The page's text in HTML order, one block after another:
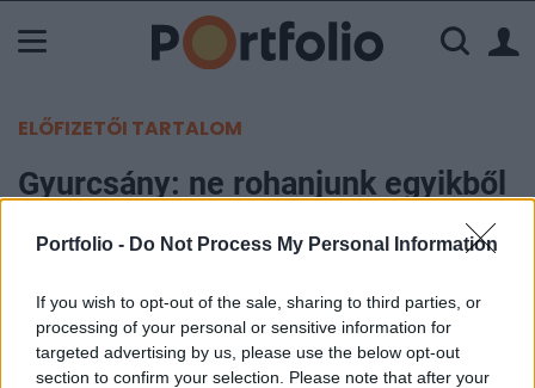
Portfolio - Do Not Process My Personal Information
If you wish to opt-out of the sale, sharing to third parties, or
processing of your personal or sensitive information for
targeted advertising by us, please use the below opt-out
section to confirm your selection. Please note that after your
ELŐFIZETŐI TARTALOM
Gyurcsány: ne rohanjunk egyikből
2007. április 19. 09:13
"Látjuk a fényt az alagút végén, de ahhoz még igen